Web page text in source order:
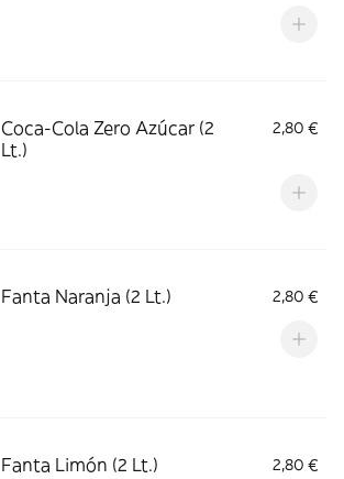
Coca-Cola Zero Azúcar (2
Lt.)
2,80 €
Fanta Naranja (2 Lt.) 2,80 €
Fanta Limón (2 Lt.) 2,80 €